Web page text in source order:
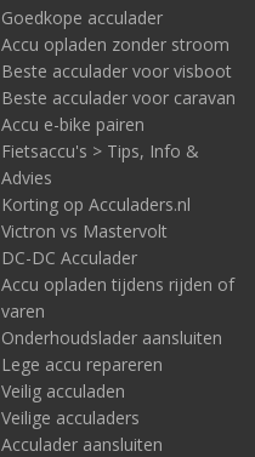
Goedkope acculader
Accu opladen zonder stroom
Beste acculader voor visboot
Beste acculader voor caravan
Accu e-bike pairen
Fietsaccu's > Tips, Info &
Advies
Korting op Acculaders.nl
Victron vs Mastervolt
DC-DC Acculader
Accu opladen tijdens rijden of
varen
Onderhoudslader aansluiten
Lege accu repareren
Veilig acculaden
Veilige acculaders
Acculader aansluiten